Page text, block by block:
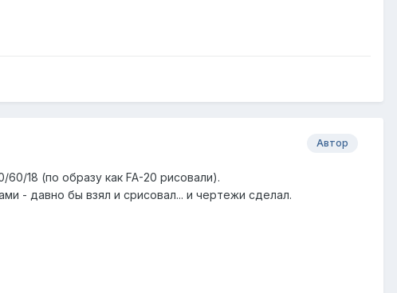
Автор
18 (по образу как FA-20 рисовали).
- давно бы взял и срисовал... и чертежи сделал.